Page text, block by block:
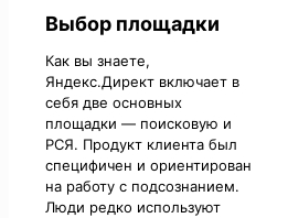
Выбор площадки
Как вы знаете,
Яндекс.Директ включает в
себя две основных
площадки — поисковую и
РСЯ. Продукт клиента был
специфичен и ориентирован
на работу с подсознанием.
Люди редко используют